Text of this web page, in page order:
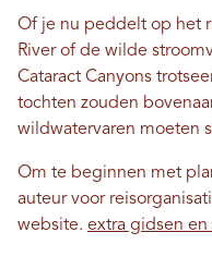
Of je nu peddelt op het
River of de wilde
Cataract Canyons
tochten zouden
wildwatervaren moeten
Om te beginnen met
auteur voor
website. extra gidsen